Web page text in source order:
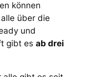
können
über die
und
gibt es ab drei